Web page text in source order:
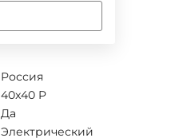
Россия
40x40 P
Да
Электрический